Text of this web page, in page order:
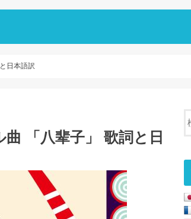
日本語訳
「八辈子」 歌詞と日